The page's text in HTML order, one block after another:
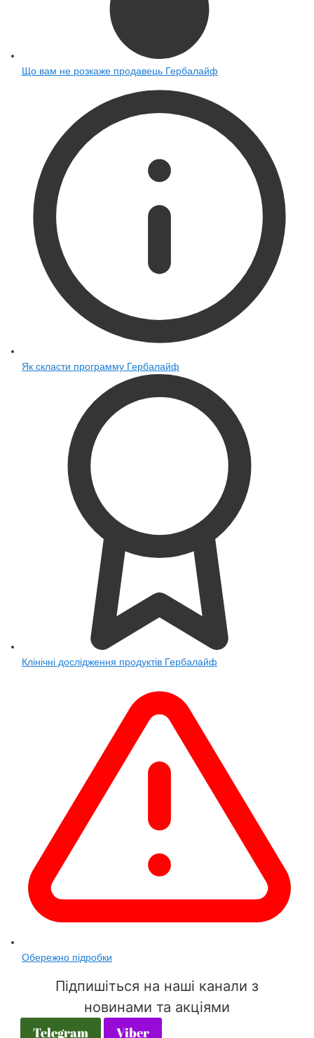
Що вам не розкаже продавець Гербалайф
Як скласти программу Гербалайф
Клінічні дослідження продуктів Гербалайф
Обережно підробки
Підпишіться на наші канали з
новинами та акціями
Telegram
Viber